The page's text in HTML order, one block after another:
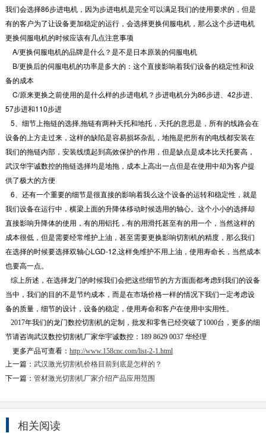
我们会选择86步进电机，因为步进电机是完全可以满足我们的使用要求的，但是
有的客户为了让设备更加稳定的运行，会选择更换伺服电机，那么这个步进电机
更换伺服电机的时候应该有几点注意事项
A/更换伺服电机的品牌是什么？是不是日本原装的伺服电机
B/更换后的伺服电机的功率是多大的：这个直接影响着我们设备的稳定性和设
备的成本
C/原来更换之前使用的是什么样的步进电机？步进电机分为86步进、42步进、
57步进和110步进
5、细节上拖链的选择,拖链有两种天托和地托，天托的意思是，所有的线路会在
设备的上方走过来，这样的缺陷是容易损坏杂乱，地拖是把所有的电线都安装在
我们的拖链内部，安装线缆起到高效保护的作用，但是缺点是成本比天托要高，
武汉华宇诚数控的拖链选择均是地拖，成本上高出一点但是在使用中却为客户提
供了极大的方便
6、还有一个重要的细节是很直接的影响着我么这个设备的运转和稳定性，就是
我们设备在运行中，横梁上面的升降体移动时候选用的轴心。这个小小的选择却
直接影响升降体的使用，有的用铝托，有的用滑托甚至有的用一个，当然这样的
成本很低，但是需要经常维护上油，甚至需要更换影响切割机的精度，那么我们
在选择的时候要选择双轴心LGD-12,这样免维护不用上油，使用寿命长，当然成本
也要高一点。
综上所述，在选择龙门的时候我们会把这些细节的方方面面都考虑到我们的设备
当中，我们的目的不是节约成本，而是在市场价格一样的情况下我们一定考虑设
备的质量，细节的设计，设备的稳定，使用寿命和客户在使用中实用性。
2017年我们的龙门数控切割机的定制，批发和零售已经突破了1000台，更多的细
节请咨询武汉数控切割机厂家华宇诚数控：189 8629 0037 华经理
更多产品可查看： http://www.158cnc.com/list-2-1.html
上一篇： 武汉激光切割机价格目前到底是怎样的？
下一篇： 管材激光切割机厂家介绍产品应用范围
相关阅读
2000W光纤激光切割机
产品名称：2000W光纤激光切割机 光纤2000W
机驱动。配备...